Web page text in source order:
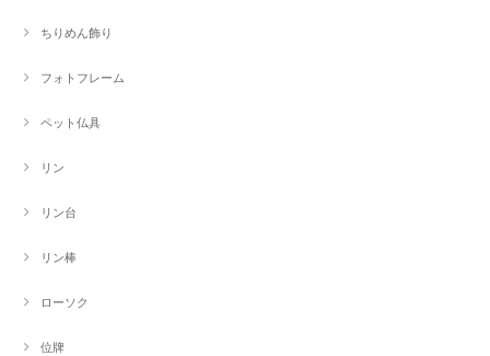
ちりめん飾り
フォトフレーム
ペット仏具
リン
リン台
リン棒
ローソク
位牌